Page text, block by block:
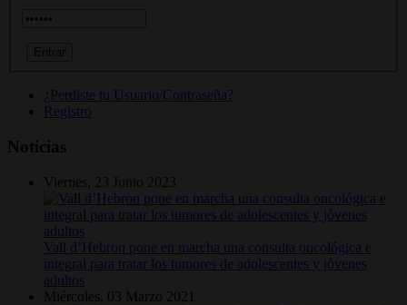
¿Perdiste tu Usuario/Contraseña?
Registro
Noticias
Viernes, 23 Junio 2023
Vall d’Hebron pone en marcha una consulta oncológica e
integral para tratar los tumores de adolescentes y jóvenes
adultos
Miércoles, 03 Marzo 2021